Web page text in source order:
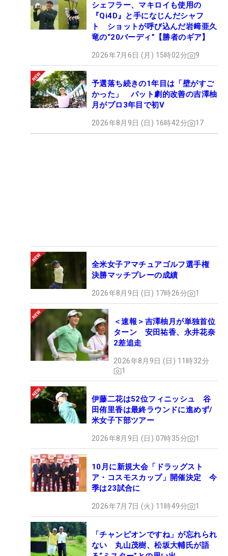
シェフラー、マキロイも使用の
『Qi4D』と手になじんだシャフ
ト ショットが呼び込んだ岩﨑亜久
竜の“20バーディ”【勝者のギア】
2026年7月6日 (月) 15時02分 9
予選落ち続きの1年目は「壁がすご
かった」 パット劇的改善の吉澤柚
月がプロ3年目で初V
2026年8月9日 (日) 16時42分 17
全米女子アマチュアゴルフ選手権
決勝マッチプレーの成績
2026年8月9日 (日) 17時26分 1
＜速報＞吉澤柚月が単独首位
ターン 安田祐香、永井花奈
2差追走
2026年8月9日 (日) 11時32分
1
伊藤二花は52位フィニッシュ 谷
田侑里香は最終ラウンドに進めず/
米女子下部ツアー
2026年8月9日 (日) 07時35分 1
10月に新規大会「ドラッグスト
ア・コスモスカップ」開催決定 今
季は23試合に
2026年7月7日 (火) 11時49分 1
「チャンピオンですね」が忘れられ
ない 丸山茂樹、松坂大輔氏が語